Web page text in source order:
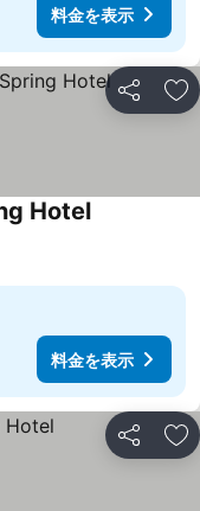
料金を表示
シェア お
Hotel料金を表示
料金を表示
シェア お